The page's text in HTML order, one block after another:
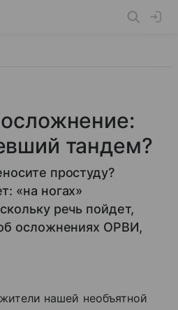
тандем?
простуду?
«на ногах»
речь пойдет,
осложнениях ОРВИ,
нашей необъятной